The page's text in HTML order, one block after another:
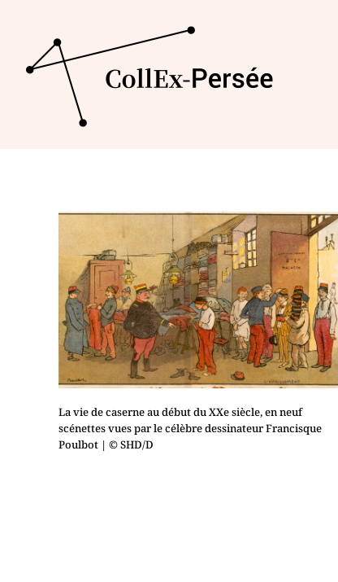
La vie de caserne au début du XXe siècle, en neuf
scénettes vues par le célèbre dessinateur Francisque
Poulbot | © SHD/D